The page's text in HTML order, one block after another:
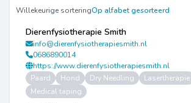
Willekeurige sorteringOp alfabet gesorteerd
Dierenfysiotherapie Smith
info@dierenfysiotherapiesmith.nl
0686890014
https://www.dierenfysiotherapiesmith.nl
Paard
Hond Dry Needling Lasertherapie
Medical taping